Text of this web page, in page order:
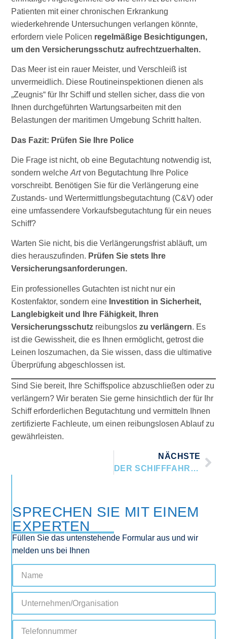
Patienten mit einer chronischen Erkrankung
wiederkehrende Untersuchungen verlangen könnte,
erfordern viele Policen regelmäßige Besichtigungen,
um den Versicherungsschutz aufrechtzuerhalten.
Das Meer ist ein rauer Meister, und Verschleiß ist
unvermeidlich. Diese Routineinspektionen dienen als
„Zeugnis“ für Ihr Schiff und stellen sicher, dass die von
Ihnen durchgeführten Wartungsarbeiten mit den
Belastungen der maritimen Umgebung Schritt halten.
Das Fazit: Prüfen Sie Ihre Police
Die Frage ist nicht, ob eine Begutachtung notwendig ist,
sondern welcheArtvon Begutachtung Ihre Police
vorschreibt. Benötigen Sie für die Verlängerung eine
Zustands- und Wertermittlungsbegutachtung (C&V) oder
eine umfassendere Vorkaufsbegutachtung für ein neues
Schiff?
Warten Sie nicht, bis die Verlängerungsfrist abläuft, um
dies herauszufinden. Prüfen Sie stets Ihre
Versicherungsanforderungen.
Ein professionelles Gutachten ist nicht nur ein
Kostenfaktor, sondern eine Investition in Sicherheit,
Langlebigkeit und Ihre Fähigkeit, Ihren
Versicherungsschutz reibungsloszu verlängern. Es
ist die Gewissheit, die es Ihnen ermöglicht, getrost die
Leinen loszumachen, da Sie wissen, dass die ultimative
Überprüfung abgeschlossen ist.
Sind Sie bereit, Ihre Schiffspolice abzuschließen oder zu
verlängern? Wir beraten Sie gerne hinsichtlich der für Ihr
Schiff erforderlichen Begutachtung und vermitteln Ihnen
zertifizierte Fachleute, um einen reibungslosen Ablauf zu
gewährleisten.
NÄCHSTE
DER SCHIFFFAHRTSDETEKTIV: DIE SCHADENSBEGUTACHTUNG VERSTEHEN
SPRECHEN SIE MIT EINEM
EXPERTEN
Füllen Sie das untenstehende Formular aus und wir
melden uns bei Ihnen